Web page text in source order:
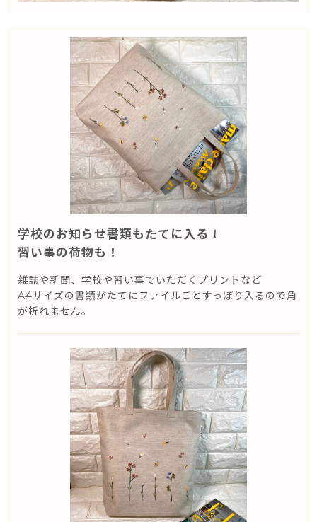
学校のお知らせ書類もたてに入る！
習い事の荷物も！
雑誌や新聞、学校や習い事でいただくプリントなど
A4サイズの書類がたてにファイルごとすっぽり入るので角
が折れません。